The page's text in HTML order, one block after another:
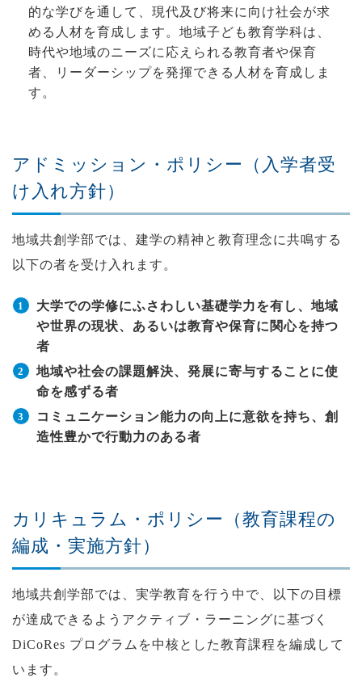
的な学びを通して、現代及び将来に向け社会が求
める人材を育成します。地域子ども教育学科は、
時代や地域のニーズに応えられる教育者や保育
者、リーダーシップを発揮できる人材を育成しま
す。
アドミッション・ポリシー（入学者受
け入れ方針）
地域共創学部では、建学の精神と教育理念に共鳴する
以下の者を受け入れます。
大学での学修にふさわしい基礎学力を有し、地域
や世界の現状、あるいは教育や保育に関心を持つ
者
地域や社会の課題解決、発展に寄与することに使
命を感ずる者
コミュニケーション能力の向上に意欲を持ち、創
造性豊かで行動力のある者
カリキュラム・ポリシー（教育課程の
編成・実施方針）
地域共創学部では、実学教育を行う中で、以下の目標
が達成できるようアクティブ・ラーニングに基づく
DiCoRes プログラムを中核とした教育課程を編成して
います。